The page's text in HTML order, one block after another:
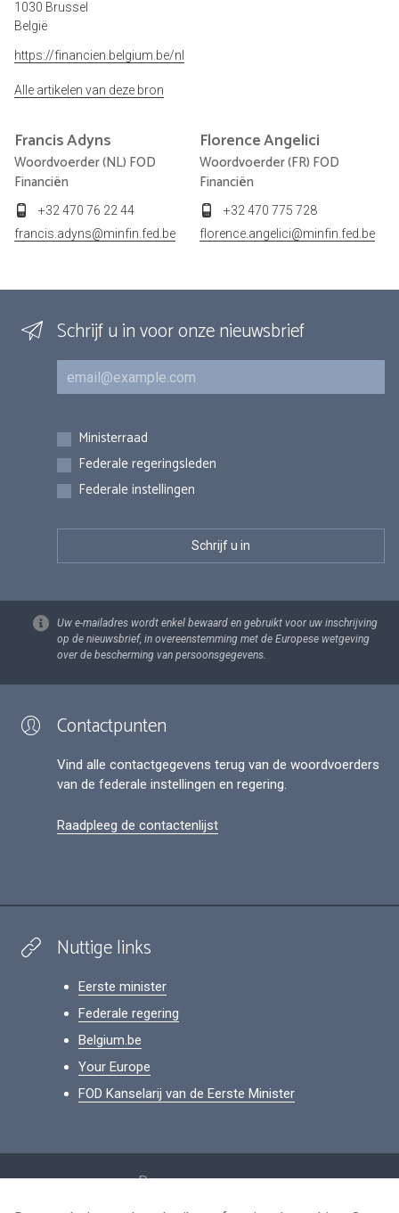
1030 Brussel
België
https://financien.belgium.be/nl
Alle artikelen van deze bron
FrancisAdyns
Woordvoerder (NL) FOD
Financiën
+32 470 76 22 44
francis.adyns@minfin.fed.be
FlorenceAngelici
Woordvoerder (FR) FOD
Financiën
+32 470 775 728
florence.angelici@minfin.fed.be
Schrijf u in voor onze nieuwsbrief
E-mail
Inschrijvingen
Ministerraad
Federale regeringsleden
Federale instellingen
Uw e-mailadres wordt enkel bewaard en gebruikt voor uw inschrijving
op de nieuwsbrief, in overeenstemming met de Europese wetgeving
over de bescherming van persoonsgegevens.
Contactpunten
Vind alle contactgegevens terug van de woordvoerders
van de federale instellingen en regering.
Raadpleeg de contactenlijst
Nuttige links
Eerste minister
Federale regering
Belgium.be
Your Europe
FOD Kanselarij van de Eerste Minister
Persoonsgegevens